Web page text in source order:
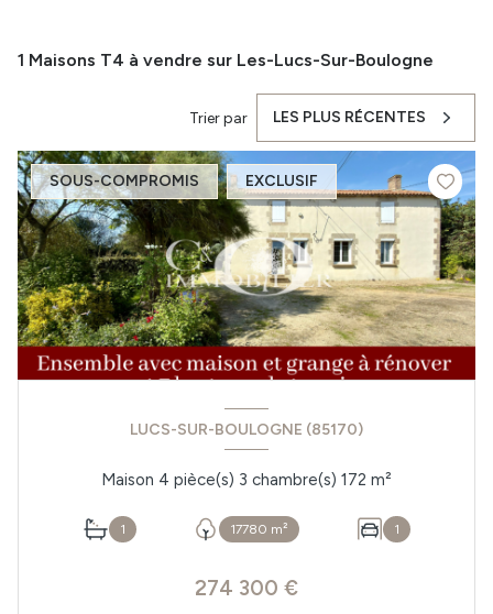
1 Maisons T4 à vendre sur Les-Lucs-Sur-Boulogne
Trier par LES PLUS RÉCENTES
SOUS-COMPROMIS EXCLUSIF
LUCS-SUR-BOULOGNE (85170)
Maison 4 pièce(s) 3 chambre(s) 172 m²
1 17780 m² 1
274 300 €